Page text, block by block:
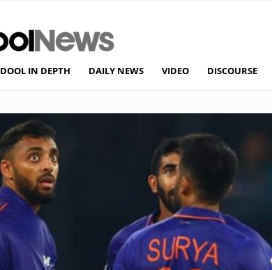
DOOL IN DEPTH DAILY NEWS VIDEO DISCOURSE